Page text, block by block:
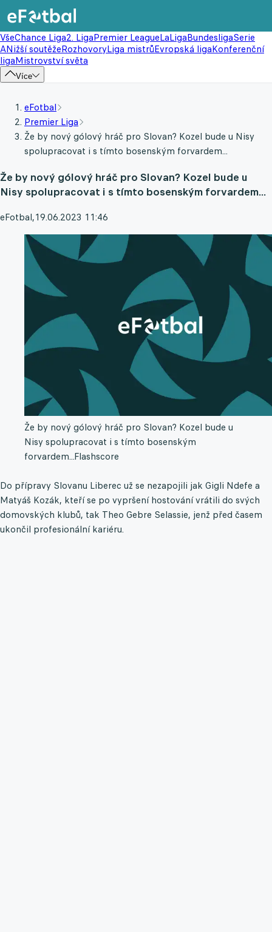
VšeChance Liga2. LigaPremier LeagueLaLigaBundesligaSerie
ANižší soutěžeRozhovoryLiga mistrůEvropská ligaKonferenční
ligaMistrovství světa
Více
eFotbal
Premier Liga
Že by nový gólový hráč pro Slovan? Kozel bude u Nisy
spolupracovat i s tímto bosenským forvardem...
Že by nový gólový hráč pro Slovan? Kozel bude u
Nisy spolupracovat i s tímto bosenským forvardem...
eFotbal,19.06.2023 11:46
Že by nový gólový hráč pro Slovan? Kozel bude u
Nisy spolupracovat i s tímto bosenským
forvardem...Flashscore
Do přípravy Slovanu Liberec už se nezapojili jak Gigli Ndefe a
Matyáš Kozák, kteří se po vypršení hostování vrátili do svých
domovských klubů, tak Theo Gebre Selassie, jenž před časem
ukončil profesionální kariéru.